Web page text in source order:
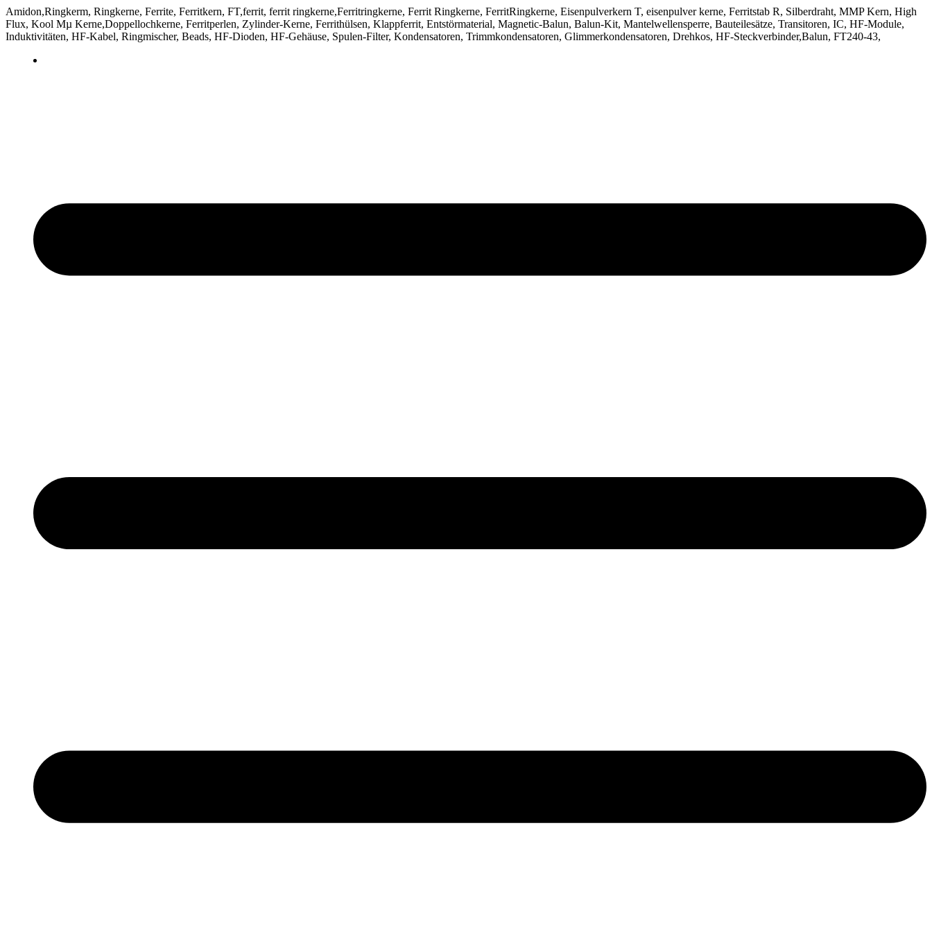
Amidon,Ringkerm, Ringkerne, Ferrite, Ferritkern, FT,ferrit, ferrit ringkerne,Ferritringkerne, Ferrit Ringkerne, FerritRingkerne, Eisenpulverkern T, eisenpulver kerne, Ferritstab R, Silberdraht, MMP Kern, High
Flux, Kool Mµ Kerne,Doppellochkerne, Ferritperlen, Zylinder-Kerne, Ferrithülsen, Klappferrit, Entstörmaterial, Magnetic-Balun, Balun-Kit, Mantelwellensperre, Bauteilesätze, Transitoren, IC, HF-Module,
Induktivitäten, HF-Kabel, Ringmischer, Beads, HF-Dioden, HF-Gehäuse, Spulen-Filter, Kondensatoren, Trimmkondensatoren, Glimmerkondensatoren, Drehkos, HF-Steckverbinder,Balun, FT240-43,